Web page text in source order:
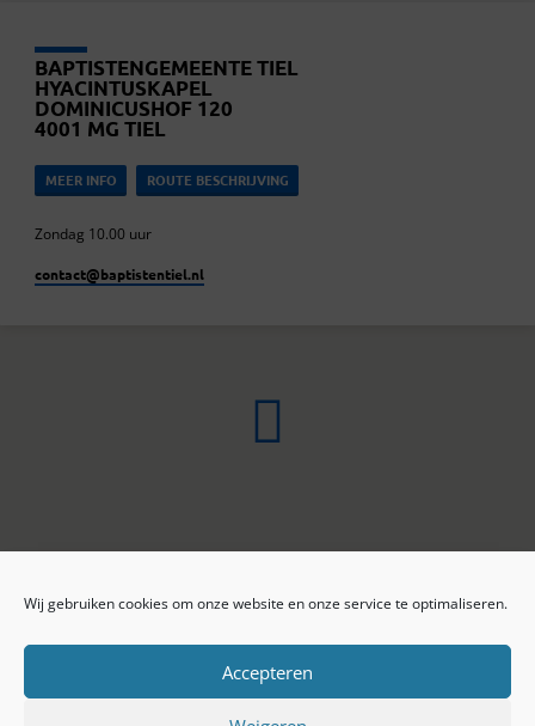
Wij gebruiken cookies om onze website en onze service te optimaliseren.
Accepteren
BAPTISTENGEMEENTE TIEL
HYACINTUSKAPEL
DOMINICUSHOF 120
4001 MG TIEL
MEER INFO ROUTE BESCHRIJVING
Zondag 10.00 uur
contact​@baptistentiel.nl
ONLINE ARCHIEF
Privacy beleid